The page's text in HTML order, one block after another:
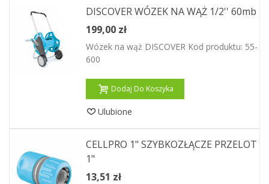
DISCOVER WÓZEK NA WĄŻ 1/2'' 60mb
199,00 zł
Wózek na wąż DISCOVER Kod produktu: 55-
600
Dodaj Do Koszyka
Ulubione
CELLPRO 1" SZYBKOZŁĄCZE PRZELOT
1"
13,51 zł